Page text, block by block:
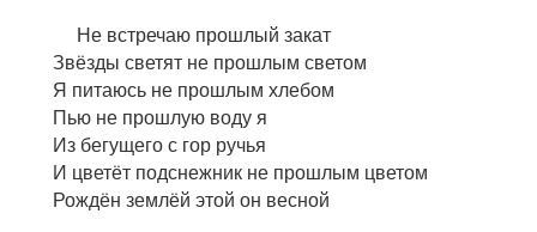
Не встречаю прошлый закат
Звёзды светят не прошлым светом
Я питаюсь не прошлым хлебом
Пью не прошлую воду я
Из бегущего с гор ручья
И цветёт подснежник не прошлым цветом
Рождён землёй этой он весной